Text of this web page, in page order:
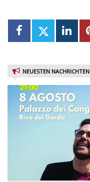
NEUESTEN NACHRICHTEN